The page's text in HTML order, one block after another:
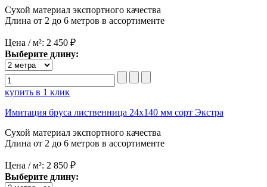
Сухой материал экспортного качества
Длина от 2 до 6 метров в ассортименте
Цена / м²: 2 450 ₽
Выберите длину:
купить в 1 клик
Имитация бруса лиственница 24х140 мм сорт Экстра
Сухой материал экспортного качества
Длина от 2 до 6 метров в ассортименте
Цена / м²: 2 850 ₽
Выберите длину: